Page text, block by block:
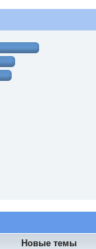
Новые темы